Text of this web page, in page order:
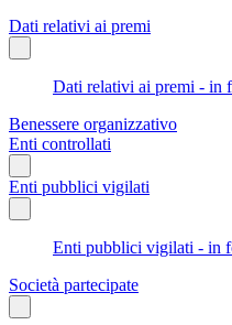
Dati relativi ai premi
Dati relativi ai premi - in
Benessere organizzativo
Enti controllati
Enti pubblici vigilati
Enti pubblici vigilati - in
Società partecipate